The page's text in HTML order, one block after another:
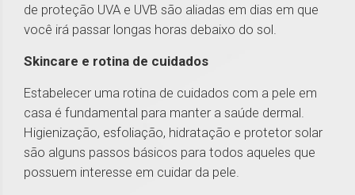
de proteção UVA e UVB são aliadas em dias em que
você irá passar longas horas debaixo do sol.
Skincare e rotina de cuidados
Estabelecer uma rotina de cuidados com a pele em
casa é fundamental para manter a saúde dermal.
Higienização, esfoliação, hidratação e protetor solar
são alguns passos básicos para todos aqueles que
possuem interesse em cuidar da pele.